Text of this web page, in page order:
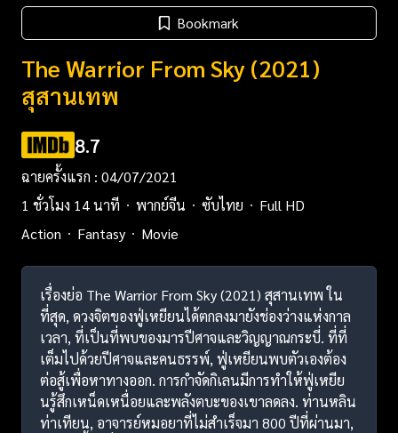
Bookmark
The Warrior From Sky (2021)
สุสานเทพ
8.7
ฉายครั้งแรก : 04/07/2021
1 ชั่วโมง 14 นาที
พากย์จีน ซับไทย
Full HD
Action
Fantasy Movie
เรื่องย่อ The Warrior From Sky (2021) สุสานเทพ ใน
ที่สุด, ดวงจิตของฟู่เหยียนได้ตกลงมายังช่องว่างแห่งกาล
เวลา, ที่เป็นที่พบของมารปีศาจและวิญญาณกระบี่. ที่ที่
เต็มไปด้วยปีศาจและคนธรรพ์, ฟู่เหยียนพบตัวเองต้อง
ต่อสู้เพื่อหาทางออก. การกำจัดกิเลนมีการทำให้ฟู่เหยีย
นรู้สึกเหน็ดเหนื่อยและพลังตบะของเขาลดลง. ท่านหลิน
ท่าเทียน, อาจารย์หมอยาที่ไม่สำเร็จมา 800 ปีที่ผ่านมา,